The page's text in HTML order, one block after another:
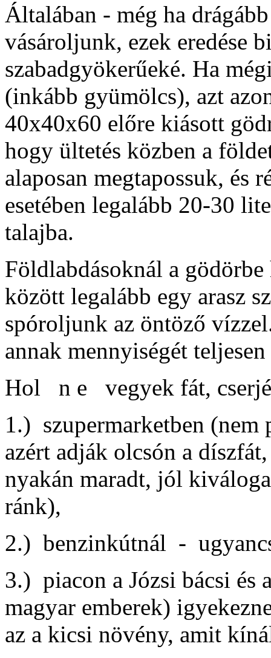
Általában - még ha
vásároljunk, ezek eredése
szabadgyökerűeké. Ha
(inkább gyümölcs), azt
40x40x60 előre kiásott
hogy ültetés közben a
alaposan megtapossuk, és
esetében legalább 20-30
talajba.
Földlabdásoknál a
között legalább egy arasz
spóroljunk az öntöző
annak mennyiségét
Hol n e vegyek fát,
1.) szupermarketben
azért adják olcsón a
nyakán maradt, jól
ránk),
2.) benzinkútnál -
3.) piacon a Józsi bácsi és
magyar emberek)
az a kicsi növény, amit